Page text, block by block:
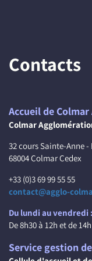
Contacts
Accueil de
Colmar
32 cours Sainte-Anne -
68004 Colmar Cedex
+33 (0)3 69 99 55 55
contact@agglo-
Du lundi au vendredi :
De 8h30 à 12h et de
Service gestion